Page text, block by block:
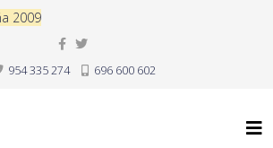
2009
954 335 274 696 600 602